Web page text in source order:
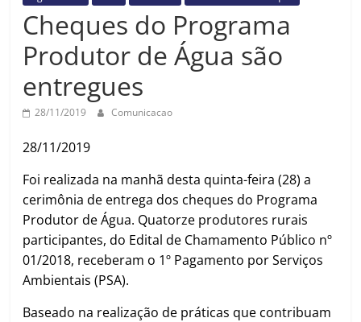
Cheques do Programa
Produtor de Água são
entregues
28/11/2019 Comunicacao
28/11/2019
Foi realizada na manhã desta quinta-feira (28) a
cerimônia de entrega dos cheques do Programa
Produtor de Água. Quatorze produtores rurais
participantes, do Edital de Chamamento Público nº
01/2018, receberam o 1º Pagamento por Serviços
Ambientais (PSA).
Baseado na realização de práticas que contribuam